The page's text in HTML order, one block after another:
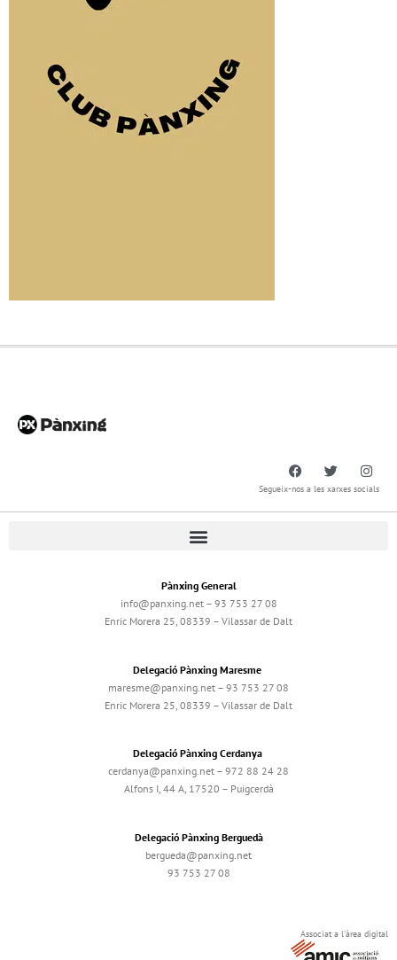
Segueix-nos a les xarxes socials
Pànxing General
info@panxing.net – 93 753 27 08
Enric Morera 25, 08339 – Vilassar de Dalt
Delegació Pànxing Maresme
maresme@panxing.net – 93 753 27 08
Enric Morera 25, 08339 – Vilassar de Dalt
Delegació Pànxing Cerdanya
cerdanya@panxing.net – 972 88 24 28
Alfons I, 44 A, 17520 – Puigcerdà
Delegació Pànxing Berguedà
bergueda@panxing.net
93 753 27 08
Associat a l'àrea digital